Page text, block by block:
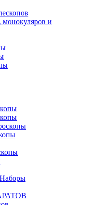
монокуляров и